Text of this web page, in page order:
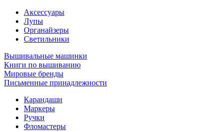
Аксессуары
Лупы
Органайзеры
Светильники
Вышивальные машинки
Книги по вышиванию
Мировые бренды
Письменные принадлежности
Карандаши
Маркеры
Ручки
Фломастеры